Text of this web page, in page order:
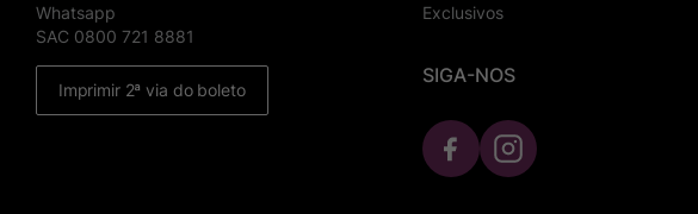
Whatsapp
SAC 0800 721 8881
Imprimir 2ª via do boleto
Exclusivos
SIGA-NOS